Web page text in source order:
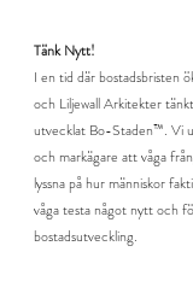
Tänk Nytt!
I en tid där bostadsbristen
och Liljewall Arkitekter
utvecklat Bo-Staden™. Vi
och markägare att våga
lyssna på hur människor
våga testa något nytt och
bostadsutveckling.